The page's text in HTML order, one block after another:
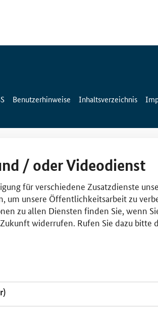
Benutzerhinweise Inhaltsverzeichnis
/ oder Videodienst
für verschiedene Zusatzdienste
unsere Öffentlichkeitsarbeit zu
zu allen Diensten finden Sie, wenn
widerrufen. Rufen Sie dazu bitte